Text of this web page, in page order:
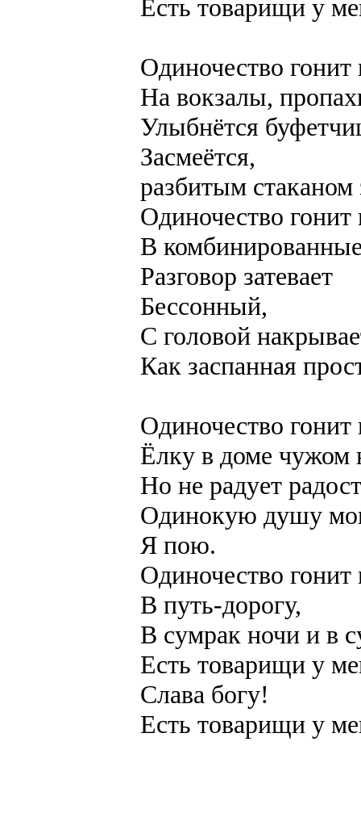
Есть товарищи у
Одиночество гонит
На вокзалы,
Улыбнётся
Засмеётся,
разбитым стаканом
Одиночество гонит
В
Разговор затевает
Бессонный,
С головой
Как заспанная
Одиночество
Ёлку в доме чужом
Но не радует
Одинокую душу
Я пою.
Одиночество гонит
В путь-дорогу,
В сумрак ночи и в
Есть товарищи у
Слава богу!
Есть товарищи у